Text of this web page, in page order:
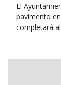
El
pavimento
completará